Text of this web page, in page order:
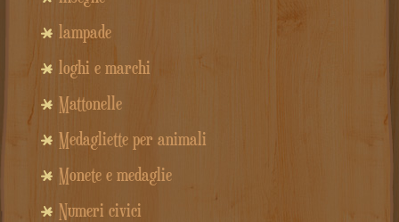
lampade
loghi e marchi
Mattonelle
Medagliette per animali
Monete e medaglie
Numeri civici